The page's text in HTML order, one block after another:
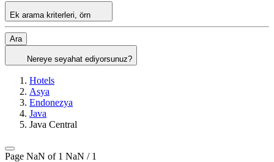
Ek arama kriterleri, örn
Ara
Nereye seyahat ediyorsunuz?
Hotels
Asya
Endonezya
Java
Java Central
Page NaN of 1 NaN / 1